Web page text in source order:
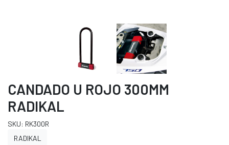
CANDADO U ROJO 300MM
RADIKAL
SKU: RK300R
RADIKAL